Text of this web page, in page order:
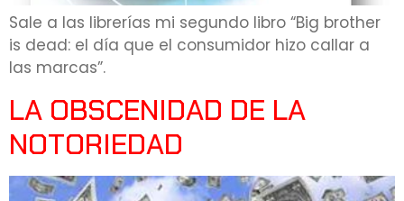
Sale a las librerías mi segundo libro “Big brother
is dead: el día que el consumidor hizo callar a
las marcas”.
LA OBSCENIDAD DE LA
NOTORIEDAD